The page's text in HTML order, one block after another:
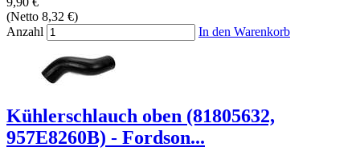
(Netto 8,32 €)
Anzahl
In den Warenkorb
Kühlerschlauch oben (81805632,
957E8260B) - Fordson...